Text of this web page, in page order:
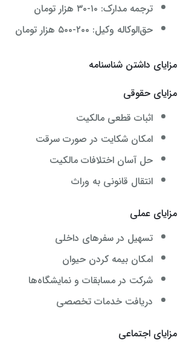
ترجمه مدارک: ۱۰-۳۰ هزار تومان
حق‌الوکاله وکیل: ۲۰۰-۵۰۰ هزار تومان
مزایای داشتن شناسنامه
مزایای حقوقی
اثبات قطعی مالکیت
امکان شکایت در صورت سرقت
حل آسان اختلافات مالکیت
انتقال قانونی به وراث
مزایای عملی
تسهیل در سفرهای داخلی
امکان بیمه کردن حیوان
شرکت در مسابقات و نمایشگاه‌ها
دریافت خدمات تخصصی
مزایای اجتماعی